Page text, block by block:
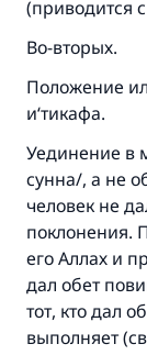
(приводится
Во-вторых.
Положение
и‘тикафа.
Уединение в
сунна/, а не
человек не
поклонения.
его Аллах и
дал обет
тот, кто дал
выполняет
же